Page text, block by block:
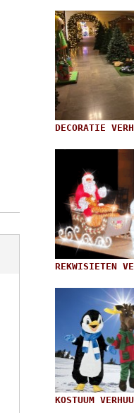
DECORATIE
REKWISIETEN
KOSTUUM